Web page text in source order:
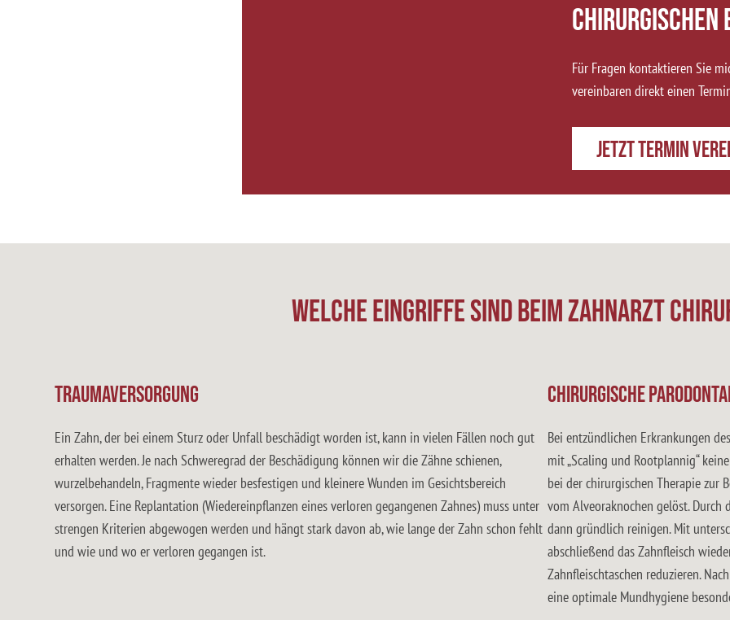
chirurgischen
Für Fragen kontaktieren Sie
vereinbaren direkt einen
Jetzt Termin
Welche Eingriffe sind beim Zahnarzt
Traumaversorgung
Ein Zahn, der bei einem Sturz oder Unfall beschädigt worden ist, kann in vielen Fällen noch gut
erhalten werden. Je nach Schweregrad der Beschädigung können wir die Zähne schienen,
wurzelbehandeln, Fragmente wieder besfestigen und kleinere Wunden im Gesichtsbereich
versorgen. Eine Replantation (Wiedereinpflanzen eines verloren gegangenen Zahnes) muss unter
strengen Kriterien abgewogen werden und hängt stark davon ab, wie lange der Zahn schon fehlt
und wie und wo er verloren gegangen ist.
Chirurgische
Bei entzündlichen Erkrankungen
mit „Scaling und Rootplannig“
bei der chirurgischen Therapie zur
vom Alveoraknochen gelöst. Durch
dann gründlich reinigen. Mit
abschließend das Zahnfleisch
Zahnfleischtaschen reduzieren.
eine optimale Mundhygiene